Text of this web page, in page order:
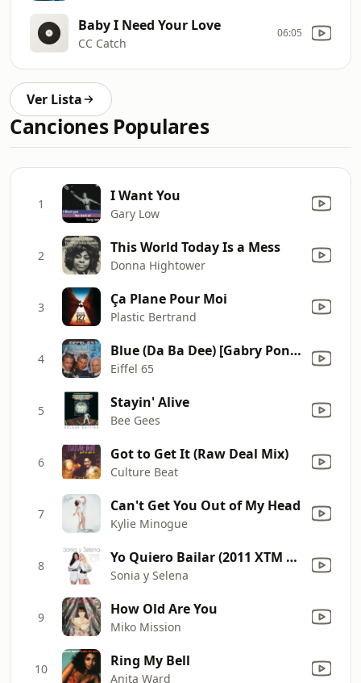
Baby I Need Your Love
CC Catch
06:05
Ver Lista
Canciones Populares
1 I Want You
Gary Low
2 This World Today Is a Mess
Donna Hightower
3 Ça Plane Pour Moi
Plastic Bertrand
4 Blue (Da Ba Dee) [Gabry Ponte Ice Pop Mix]
Eiffel 65
5 Stayin' Alive
Bee Gees
6 Got to Get It (Raw Deal Mix)
Culture Beat
7 Can't Get You Out of My Head
Kylie Minogue
8 Yo Quiero Bailar (2011 XTM Radio Mix)
Sonia y Selena
9 How Old Are You
Miko Mission
10 Ring My Bell
Anita Ward